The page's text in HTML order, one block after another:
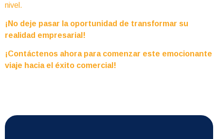
nivel.
¡No deje pasar la oportunidad de transformar su
realidad empresarial!
¡Contáctenos ahora para comenzar este emocionante
viaje hacia el éxito comercial!